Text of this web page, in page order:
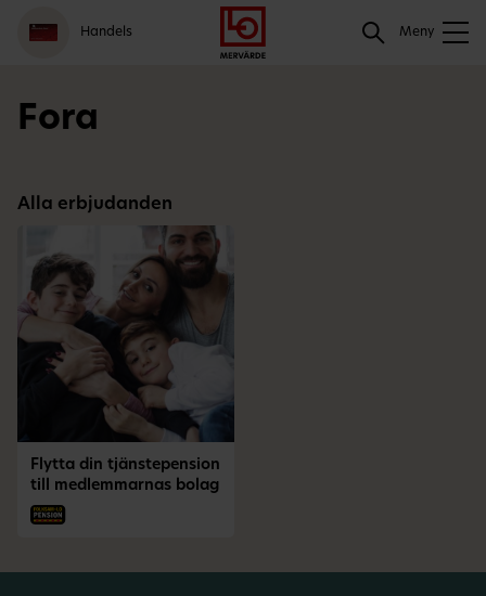
Gå
till
meny
Logga
in
Hoppa
till
innehåll
Handels Meny
Sök
Fora
Alla erbjudanden
Flytta din tjänstepension
till medlemmarnas bolag